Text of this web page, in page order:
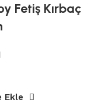
Fetiş Kırbaç
Ekle